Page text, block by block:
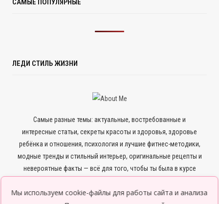
САМЫЕ ПОПУЛЯРНЫЕ
ЛЕДИ СТИЛЬ ЖИЗНИ
Самые разные темы: актуальные, востребованные и
интересные статьи, секреты красоты и здоровья, здоровье
ребёнка и отношения, психология и лучшие фитнес-методики,
модные тренды и стильный интерьер, оригинальные рецепты и
невероятные факты — всё для того, чтобы ты была в курсе
Мы используем cookie-файлы для работы сайта и анализа